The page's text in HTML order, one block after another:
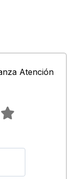
Atención